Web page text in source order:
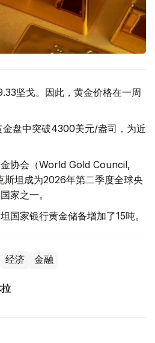
坚戈。因此，黄金价格在一周
盘中突破4300美元/盎司，为近
金协会（World Gold Council,
斯坦成为2026年第二季度全球央
家之一。
国家银行黄金储备增加了15吨。
经济 金融